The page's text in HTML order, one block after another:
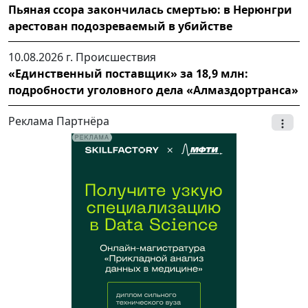
Пьяная ссора закончилась смертью: в Нерюнгри
арестован подозреваемый в убийстве
10.08.2026 г. Происшествия
«Единственный поставщик» за 18,9 млн:
подробности уголовного дела «Алмаздортранса»
Реклама Партнёра